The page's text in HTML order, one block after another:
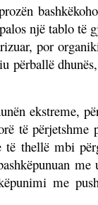
një tablo të
por
përballë
ekstreme,
të përjetshme
thellë mbi
me